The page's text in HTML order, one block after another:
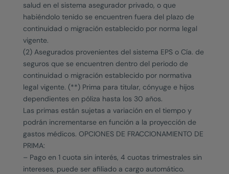
salud en el sistema asegurador privado, o que
habiéndolo tenido se encuentren fuera del plazo de
continuidad o migración establecido por norma legal
vigente.
(2) Asegurados provenientes del sistema EPS o Cía. de
seguros que se encuentren dentro del periodo de
continuidad o migración establecido por normativa
legal vigente. (**) Prima para titular, cónyuge e hijos
dependientes en póliza hasta los 30 años.
Las primas están sujetas a variación en el tiempo y
podrán incrementarse en función a la proyección de
gastos médicos. OPCIONES DE FRACCIONAMIENTO DE
PRIMA:
– Pago en 1 cuota sin interés, 4 cuotas trimestrales sin
intereses, puede ser afiliado a cargo automático.